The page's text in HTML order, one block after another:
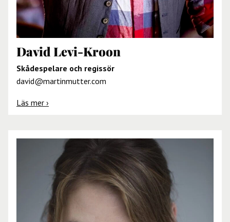
David Levi-Kroon
Skådespelare och regissör
david@martinmutter.com
Läs mer ›